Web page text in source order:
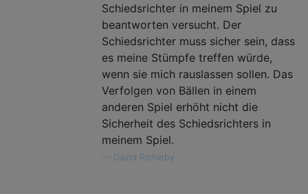
Schiedsrichter in meinem Spiel zu
beantworten versucht. Der
Schiedsrichter muss sicher sein, dass
es meine Stümpfe treffen würde,
wenn sie mich rauslassen sollen. Das
Verfolgen von Bällen in einem
anderen Spiel erhöht nicht die
Sicherheit des Schiedsrichters in
meinem Spiel.
David Richerby